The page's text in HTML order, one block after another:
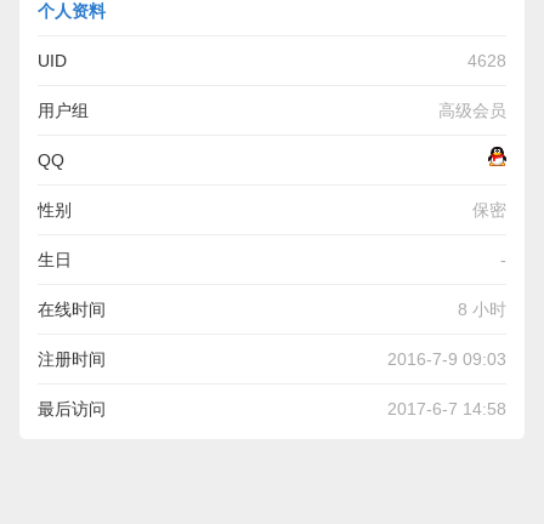
个人资料
UID 4628
用户组 高级会员
QQ
性别 保密
生日 -
在线时间 8 小时
注册时间 2016-7-9 09:03
最后访问 2017-6-7 14:58